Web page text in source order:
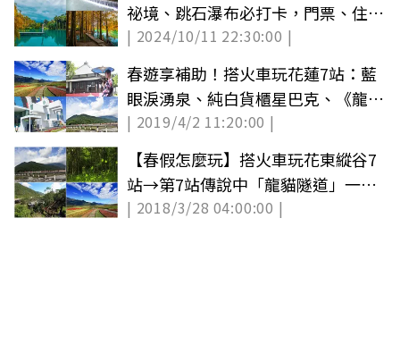
祕境、跳石瀑布必打卡，門票、住宿
一次看
| 2024/10/11 22:30:00 |
春遊享補助！搭火車玩花蓮7站：藍
眼淚湧泉、純白貨櫃星巴克、《龍
貓》隧道螢火蟲
| 2019/4/2 11:20:00 |
【春假怎麼玩】搭火車玩花東縱谷7
站→第7站傳說中「龍貓隧道」一定
要玩
| 2018/3/28 04:00:00 |